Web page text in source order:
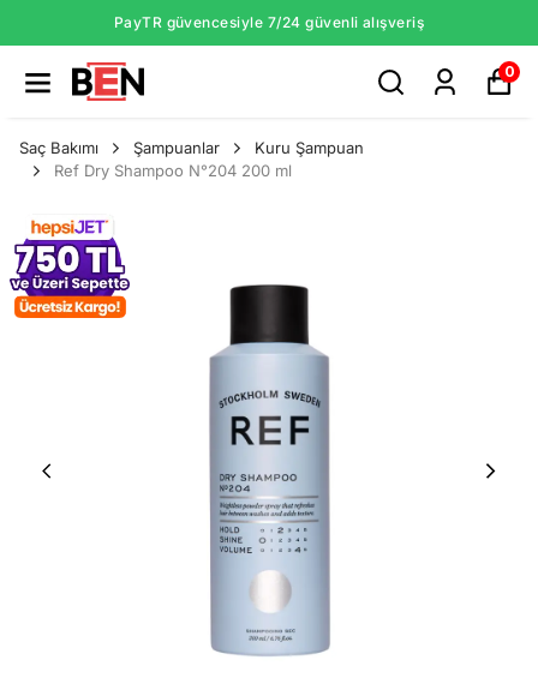
PayTR güvencesiyle 7/24 güvenli alışveriş
0
Saç Bakımı Şampuanlar
Kuru Şampuan
Ref Dry Shampoo N°204 200 ml